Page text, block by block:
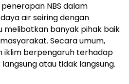
NBS dalam
air seiring dengan
melibatkan banyak pihak baik
Secara umum,
iklim berpengaruh terhadap
atau tidak langsung.